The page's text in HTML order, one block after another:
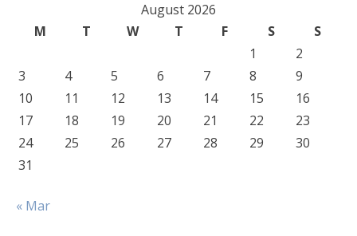
August 2026
M
T W T F S
S
1
2
3
4 5 6 7 8
9
10
11 12 13 14 15
16
17
18 19 20 21 22
23
24
25 26 27 28 29
30
31
« Mar